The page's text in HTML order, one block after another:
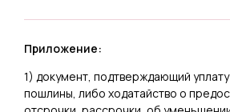
Приложение:
1) документ, подтверждающий
пошлины, либо ходатайство о